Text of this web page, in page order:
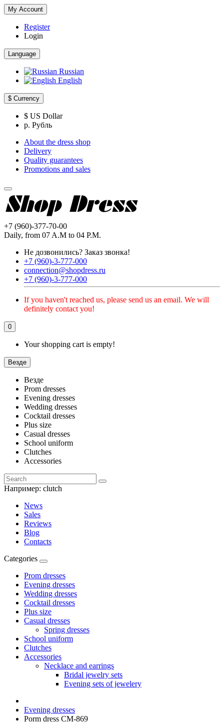
My Account
Register
Login
Language
Russian
English
$ Currency
$ US Dollar
р. Рубль
About the dress shop
Delivery
Quality guarantees
Promotions and sales
+7 (960)-377-70-00
Daily, from 07 A.M to 04 P.M.
Не дозвонились? Заказ звонка!
+7 (960)-3-777-000
connection@shopdress.ru
+7 (960)-3-777-000
If you haven't reached us, please send us an email. We will
definitely contact you!
0
Your shopping cart is empty!
Везде
Везде
Prom dresses
Evening dresses
Wedding dresses
Cocktail dresses
Plus size
Casual dresses
School uniform
Clutches
Accessories
Например: clutch
News
Sales
Reviews
Blog
Contacts
Categories
Prom dresses
Evening dresses
Wedding dresses
Cocktail dresses
Plus size
Casual dresses
Spring dresses
School uniform
Clutches
Accessories
Necklace and earrings
Bridal jewelry sets
Evening sets of jewelery
Evening dresses
Porm dress CM-869